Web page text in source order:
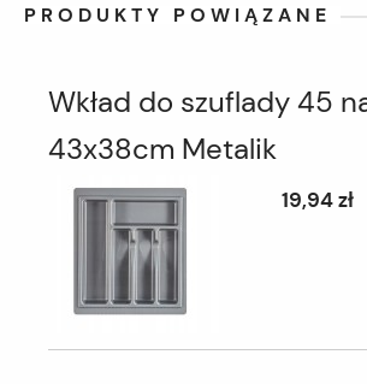
PRODUKTY POWIĄZANE
Wkład do szuflady 45
43x38cm Metalik
19,94 zł